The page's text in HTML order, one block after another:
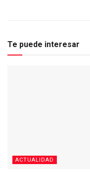
Te puede interesar
ACTUALIDAD